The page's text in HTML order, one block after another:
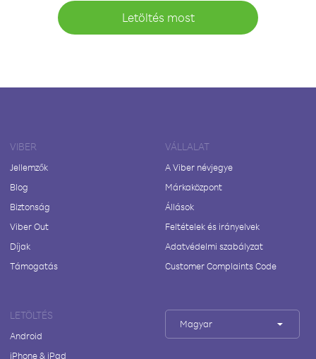
Letöltés most
VIBER
Jellemzők
Blog
Biztonság
Viber Out
Díjak
Támogatás
VÁLLALAT
A Viber névjegye
Márkaközpont
Állások
Feltételek és irányelvek
Adatvédelmi szabályzat
Customer Complaints Code
LETÖLTÉS
Android
iPhone & iPad
Magyar